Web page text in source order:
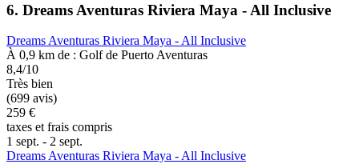
6. Dreams Aventuras Riviera Maya - All Inclusive
Dreams Aventuras Riviera Maya - All Inclusive
À 0,9 km de : Golf de Puerto Aventuras
8,4/10
Très bien
(699 avis)
259 €
taxes et frais compris
1 sept. - 2 sept.
Dreams Aventuras Riviera Maya - All Inclusive